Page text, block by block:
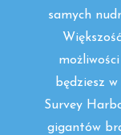
samych
będziesz
Survey
gigantów